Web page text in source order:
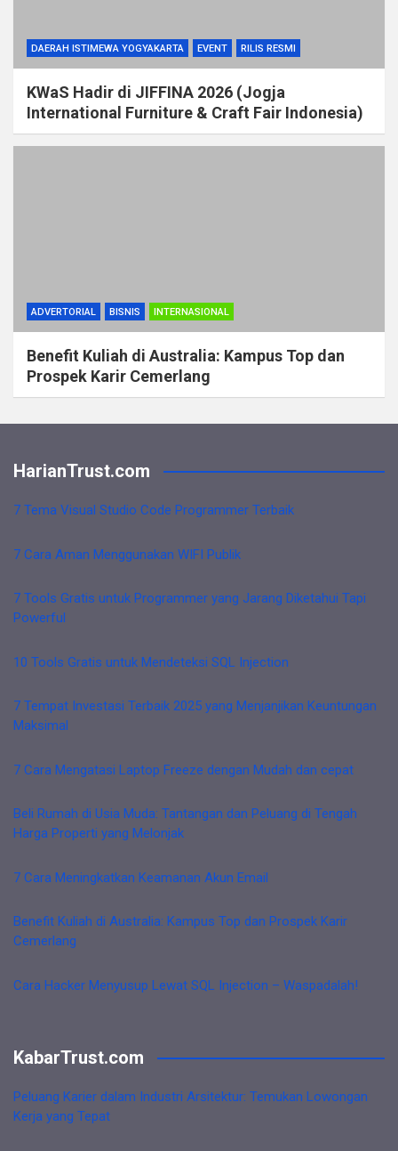
DAERAH ISTIMEWA YOGYAKARTA EVENT RILIS RESMI
KWaS Hadir di JIFFINA 2026 (Jogja
International Furniture & Craft Fair Indonesia)
ADVERTORIAL BISNIS INTERNASIONAL
Benefit Kuliah di Australia: Kampus Top dan
Prospek Karir Cemerlang
HarianTrust.com
7 Tema Visual Studio Code Programmer Terbaik
7 Cara Aman Menggunakan WIFI Publik
7 Tools Gratis untuk Programmer yang Jarang Diketahui Tapi
Powerful
10 Tools Gratis untuk Mendeteksi SQL Injection
7 Tempat Investasi Terbaik 2025 yang Menjanjikan Keuntungan
Maksimal
7 Cara Mengatasi Laptop Freeze dengan Mudah dan cepat
Beli Rumah di Usia Muda: Tantangan dan Peluang di Tengah
Harga Properti yang Melonjak
7 Cara Meningkatkan Keamanan Akun Email
Benefit Kuliah di Australia: Kampus Top dan Prospek Karir
Cemerlang
Cara Hacker Menyusup Lewat SQL Injection – Waspadalah!
KabarTrust.com
Peluang Karier dalam Industri Arsitektur: Temukan Lowongan
Kerja yang Tepat